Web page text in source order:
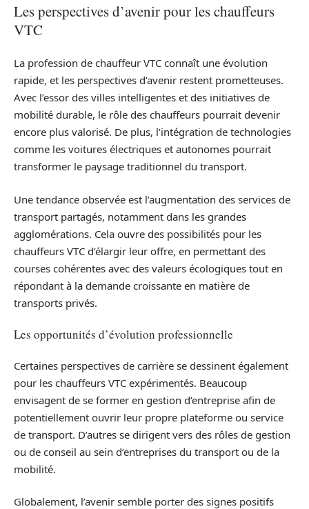
Les perspectives d’avenir pour les chauffeurs
VTC
La profession de chauffeur VTC connaît une évolution
rapide, et les perspectives d’avenir restent prometteuses.
Avec l’essor des villes intelligentes et des initiatives de
mobilité durable, le rôle des chauffeurs pourrait devenir
encore plus valorisé. De plus, l’intégration de technologies
comme les voitures électriques et autonomes pourrait
transformer le paysage traditionnel du transport.
Une tendance observée est l’augmentation des services de
transport partagés, notamment dans les grandes
agglomérations. Cela ouvre des possibilités pour les
chauffeurs VTC d’élargir leur offre, en permettant des
courses cohérentes avec des valeurs écologiques tout en
répondant à la demande croissante en matière de
transports privés.
Les opportunités d’évolution professionnelle
Certaines perspectives de carrière se dessinent également
pour les chauffeurs VTC expérimentés. Beaucoup
envisagent de se former en gestion d’entreprise afin de
potentiellement ouvrir leur propre plateforme ou service
de transport. D’autres se dirigent vers des rôles de gestion
ou de conseil au sein d’entreprises du transport ou de la
mobilité.
Globalement, l’avenir semble porter des signes positifs